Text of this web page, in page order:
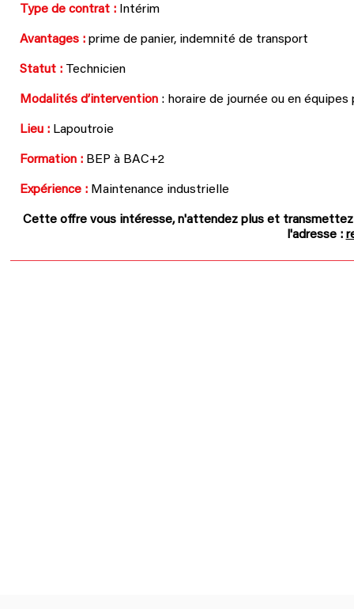
Type de contrat : Intérim
Avantages : prime de panier, indemnité de transport
Statut : Technicien
Modalités d’intervention : horaire de journée ou en
Lieu : Lapoutroie
Formation : BEP à BAC+2
Expérience : Maintenance industrielle
Cette offre vous intéresse, n'attendez plus et t
l'adresse :